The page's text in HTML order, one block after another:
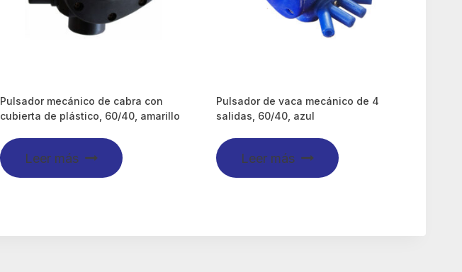
Pulsador mecánico de cabra con
cubierta de plástico, 60/40, amarillo
Leer más
Pulsador de vaca mecánico de 4
salidas, 60/40, azul
Leer más